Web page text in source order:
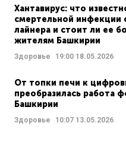
Хантавирус: что
смертельной инфекции
лайнера и стоит ли ее
жителям Башкирии
Здоровье 19:00 18.05.2026
От топки печи к
преобразилась работа
Башкирии
Здоровье 10:07 13.05.2026